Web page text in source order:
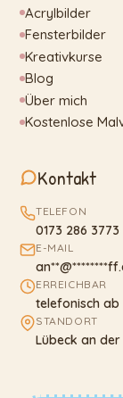
Acrylbilder
Fensterbilder
Kreativkurse
Blog
Über mich
Kostenlose
Kontakt
TELEFON
0173 286 3773
E-MAIL
an**@********
ERREICHBAR
telefonisch ab
STANDORT
Lübeck an der